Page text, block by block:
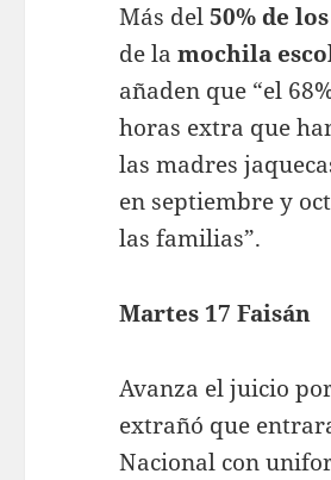
Más del50% de
de lamochila
añaden que “el
horas extra que
las madres
en septiembre y
las familias”.
Martes 17 Faisán
Avanza el juicio
extrañó que
Nacional con